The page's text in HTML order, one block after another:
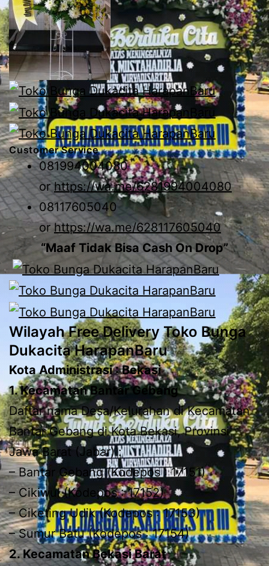
Customer Service
081994004080
orhttps://wa.me/6281994004080
08117605040
orhttps://wa.me/628117605040
“Maaf Tidak Bisa Cash On Drop”
Wilayah Free Delivery Toko Bunga
Dukacita HarapanBaru
Kota Administrasi : Bekasi
1. Kecamatan Bantar Gebang
Daftar nama Desa/Kelurahan di Kecamatan
Bantar Gebang di Kota Bekasi, Provinsi
Jawa Barat (Jabar) :
– Bantar Gebang (Kodepos : 17151)
– Cikiwul (Kodepos : 17152)
– Ciketing Udik (Kodepos : 17153)
– Sumur Batu (Kodepos : 17154)
2. Kecamatan Bekasi Barat